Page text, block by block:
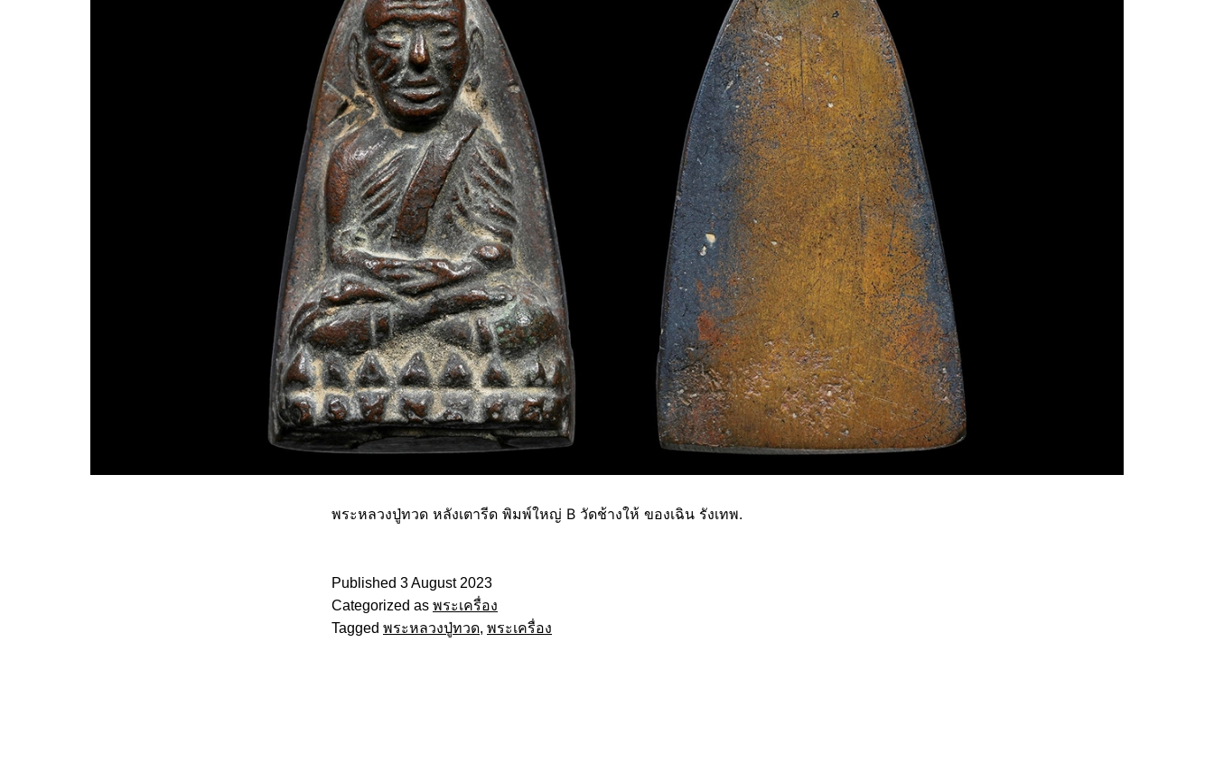
พระหลวงปู่ทวด หลังเตารีด พิมพ์ใหญ่ B วัดช้างให้ ของเฉิน รังเทพ.
Published 3 August 2023
Categorized as พระเครื่อง
Tagged พระหลวงปู่ทวด, พระเครื่อง